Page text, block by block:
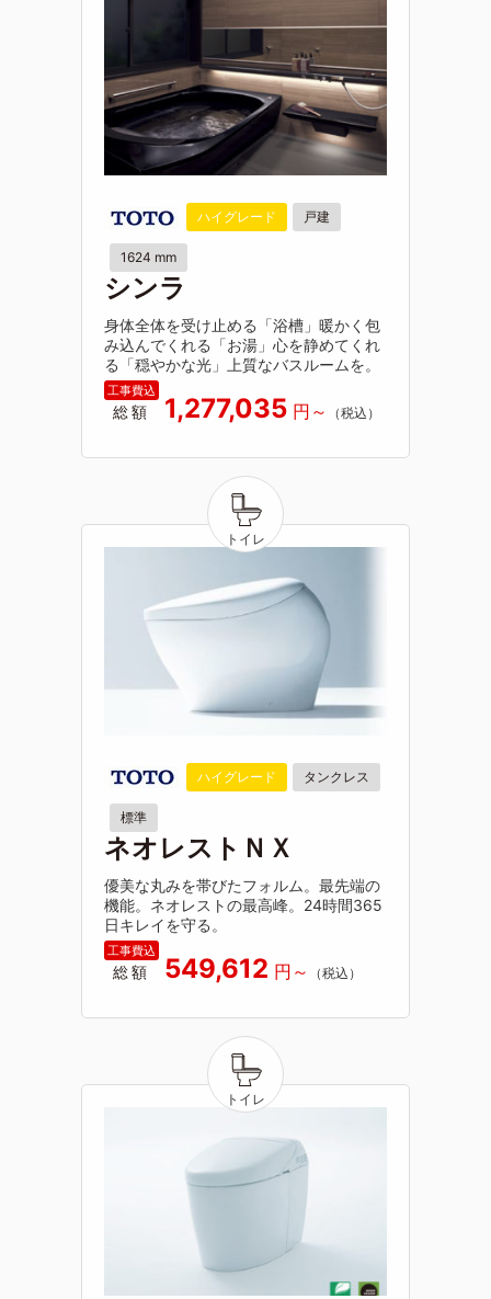
ハイグレード 戸建
1624 mm
シンラ
身体全体を受け止める「浴槽」暖かく包
み込んでくれる「お湯」心を静めてくれ
る「穏やかな光」上質なバスルームを。
総額 1,277,035
ハイグレード タンクレス
標準
ネオレストＮＸ
優美な丸みを帯びたフォルム。最先端の
機能。ネオレストの最高峰。24時間365
日キレイを守る。
総額 549,612